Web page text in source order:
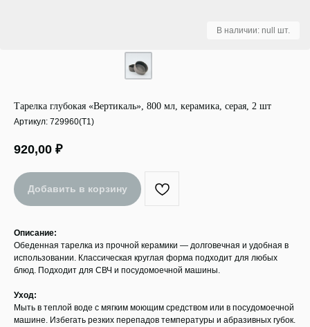
Тарелка глубокая «Вертикаль», 800 мл, керамика, серая, 2 шт
Артикул: 729960(Т1)
920,00 ₽
Добавить в корзину
Описание:
Обеденная тарелка из прочной керамики — долговечная и удобная в
использовании. Классическая круглая форма подходит для любых
блюд. Подходит для СВЧ и посудомоечной машины.
Уход:
Мыть в теплой воде с мягким моющим средством или в посудомоечной
машине. Избегать резких перепадов температуры и абразивных губок.